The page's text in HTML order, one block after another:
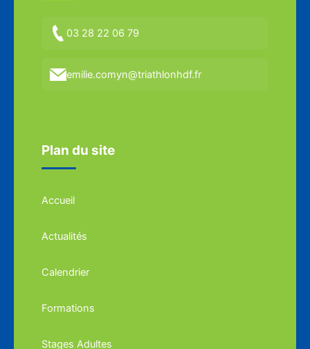
03 28 22 06 79
emilie.comyn@triathlonhdf.fr
Plan du site
Accueil
Actualités
Calendrier
Formations
Stages Adultes